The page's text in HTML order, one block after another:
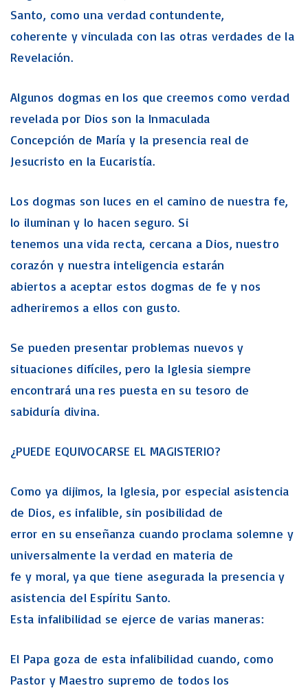
Santo, como una verdad contundente,
coherente y vinculada con las otras verdades de la
Revelación.
Algunos dogmas en los que creemos como verdad
revelada por Dios son la Inmaculada
Concepción de María y la presencia real de
Jesucristo en la Eucaristía.
Los dogmas son luces en el camino de nuestra fe,
lo iluminan y lo hacen seguro. Si
tenemos una vida recta, cercana a Dios, nuestro
corazón y nuestra inteligencia estarán
abiertos a aceptar estos dogmas de fe y nos
adheriremos a ellos con gusto.
Se pueden presentar problemas nuevos y
situaciones difíciles, pero la Iglesia siempre
encontrará una res puesta en su tesoro de
sabiduría divina.
¿PUEDE EQUIVOCARSE EL MAGISTERIO?
Como ya dijimos, la Iglesia, por especial asistencia
de Dios, es infalible, sin posibilidad de
error en su enseñanza cuando proclama solemne y
universalmente la verdad en materia de
fe y moral, ya que tiene asegurada la presencia y
asistencia del Espíritu Santo.
Esta infalibilidad se ejerce de varias maneras:
El Papa goza de esta infalibilidad cuando, como
Pastor y Maestro supremo de todos los